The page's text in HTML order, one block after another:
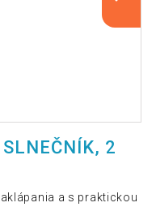
2
a s praktickou